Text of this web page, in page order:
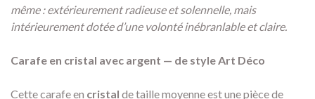
même : extérieurement radieuse et solennelle, mais
intérieurement dotée d’une volonté inébranlable et claire.
Carafe en cristal avec argent — de style Art Déco
Cette carafe en cristal de taille moyenne est une pièce de